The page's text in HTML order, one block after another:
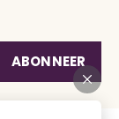
ABONNEER